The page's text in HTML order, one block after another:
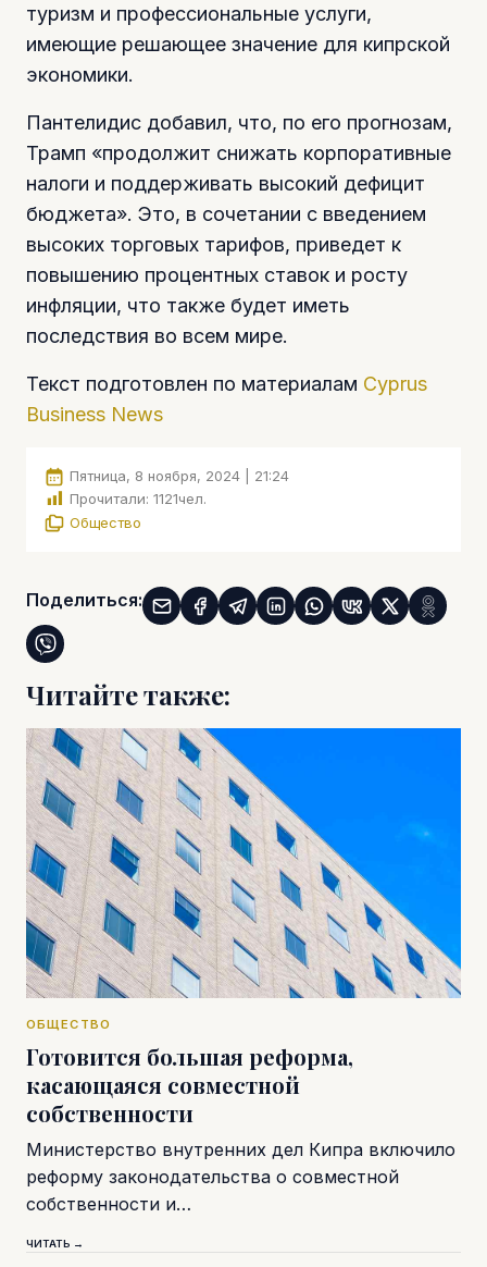
туризм и профессиональные услуги,
имеющие решающее значение для кипрской
экономики.
Пантелидис добавил, что, по его прогнозам,
Трамп «продолжит снижать корпоративные
налоги и поддерживать высокий дефицит
бюджета». Это, в сочетании с введением
высоких торговых тарифов, приведет к
повышению процентных ставок и росту
инфляции, что также будет иметь
последствия во всем мире.
Текст подготовлен по материалам Cyprus
Business News
Пятница, 8 ноября, 2024 | 21:24
Прочитали: 1121чел.
Общество
Поделиться:
Читайте также:
ОБЩЕСТВО
Готовится большая реформа,
касающаяся совместной
собственности
Министерство внутренних дел Кипра включило
реформу законодательства о совместной
собственности и…
ЧИТАТЬ →